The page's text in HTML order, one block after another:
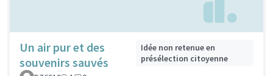
Un air pur et des
souvenirs sauvés
Idée non retenue en
présélection citoyenne